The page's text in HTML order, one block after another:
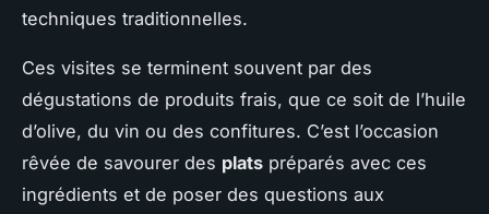
techniques traditionnelles.
Ces visites se terminent souvent par des
dégustations de produits frais, que ce soit de l’huile
d’olive, du vin ou des confitures. C’est l’occasion
rêvée de savourer des plats préparés avec ces
ingrédients et de poser des questions aux